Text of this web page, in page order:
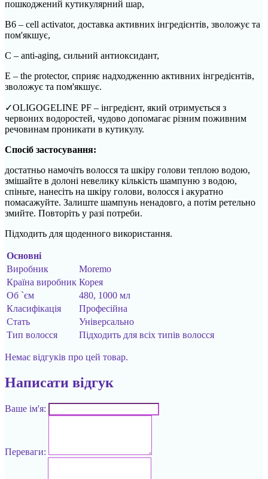
пошкоджений кутикулярний шар,
В6 – cell activator, доставка активних інгредієнтів, зволожує та
пом'якшує,
С – anti-aging, сильний антиоксидант,
Е – the protector, сприяє надходженню активних інгредієнтів,
зволожує та пом'якшує.
✓OLIGOGELINE PF – інгредієнт, який отримується з
червоних водоростей, чудово допомагає різним поживним
речовинам проникати в кутикулу.
Спосіб застосування:
достатньо намочіть волосся та шкіру голови теплою водою,
змішайте в долоні невелику кількість шампуню з водою,
спіньте, нанесіть на шкіру голови, волосся і акуратно
помасажуйте. Залиште шампунь ненадовго, а потім ретельно
змийте. Повторіть у разі потреби.
Підходить для щоденного використання.
Основні
Виробник
Moremo
Країна виробник Корея
Об `єм
480, 1000 мл
Класифікація
Професійна
Стать
Універсально
Тип волосся
Підходить для всіх типів волосся
Немає відгуків про цей товар.
Написати відгук
Ваше ім'я:
Переваги: